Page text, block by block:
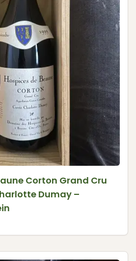
Corton Grand Cru
Dumay –